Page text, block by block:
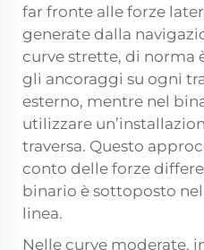
far fronte alle forze
generate dalla
curve strette, di norma
gli ancoraggi su ogni
esterno, mentre nel
utilizzare
traversa. Questo
conto delle forze
binario è sottoposto
linea.
Nelle curve moderate,